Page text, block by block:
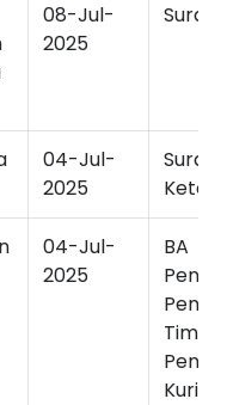
08-Jul-
2025
Surat
04-Jul-
2025
Surat
04-Jul-
2025
BA
Tim